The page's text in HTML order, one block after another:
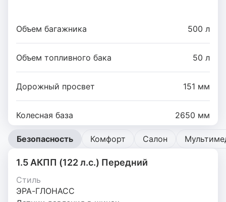
Объем багажника 500 л
Объем топливного бака 50 л
Дорожный просвет 151 мм
Колесная база 2650 мм
Безопасность Комфорт Салон
1.5 АКПП (122 л.с.) Передний
Стиль
ЭРА-ГЛОНАСС